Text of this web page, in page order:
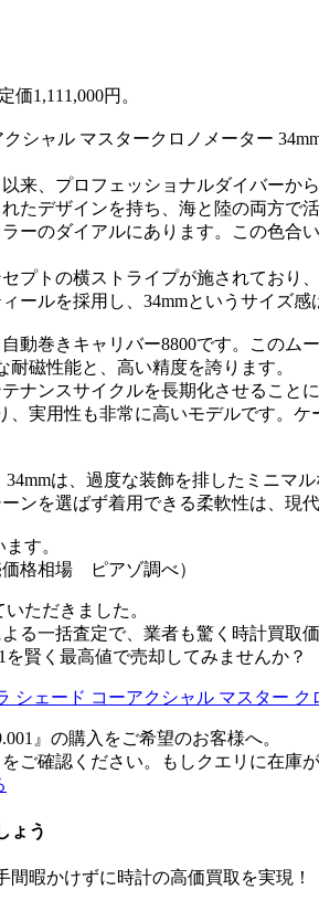
1,111,000円。
シャル マスタークロノメーター
来、プロフェッショナルダイバーか
たデザインを持ち、海と陸の両方で
ーのダイアルにあります。この色
プトの横ストライプが施されており
ールを採用し、34mmというサイズ
動巻きキャリバー8800です。この
磁性能と、高い精度を誇ります。
ナンスサイクルを長期化させること
実用性も非常に高いモデルです。
は、過度な装飾を排したミニマ
ンを選ばず着用できる柔軟性は、現
す。
格相場 ピアゾ調べ）
いただきました。
る一括査定で、業者も驚く時計買取価
を賢く最高値で売却してみませんか？
ェード コーアクシャル マスター ク
』の購入をご希望のお客様へ。
ご確認ください。もしクエリに在庫
ょう
暇かけずに時計の高価買取を実現！